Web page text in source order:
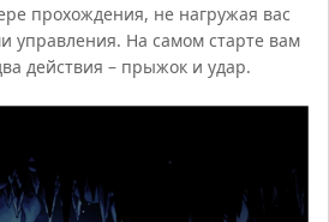
прохождения, не нагружая вас
управления. На самом старте вам
действия – прыжок и удар.